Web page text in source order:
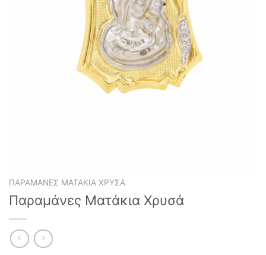
ΠΑΡΑΜΆΝΕΣ ΜΑΤΆΚΙΑ ΧΡΥΣΆ
Παραμάνες Ματάκια Χρυσά